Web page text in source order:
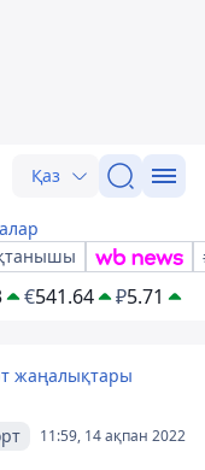
Қаз
€541.64 ₽5.71
жаңалықтары
11:59, 14 ақпан 2022